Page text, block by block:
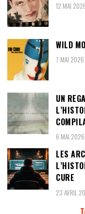
12 MAI
WILD
7 MAI 2026
UN
6 MAI 2026
LES
CURE
23 AVRIL